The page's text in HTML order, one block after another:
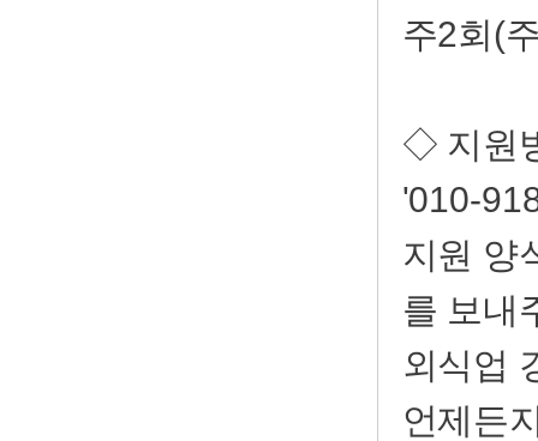
주2회(
◇ 지원
'010-
지원 양
를 보내
외식업
언제든